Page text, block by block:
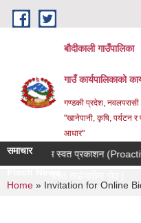
Skip to main content
बौदीकाली गाउँपालिका
गाउँ कार्यपालिकाको
गण्डकी प्रदेश, नवलपरासी
"खानेपानी, कृषि, पर्यटन र
आधार"
समाचार स्वत प्रकाशन (Proactive
You are here
Home » Invitation for Online